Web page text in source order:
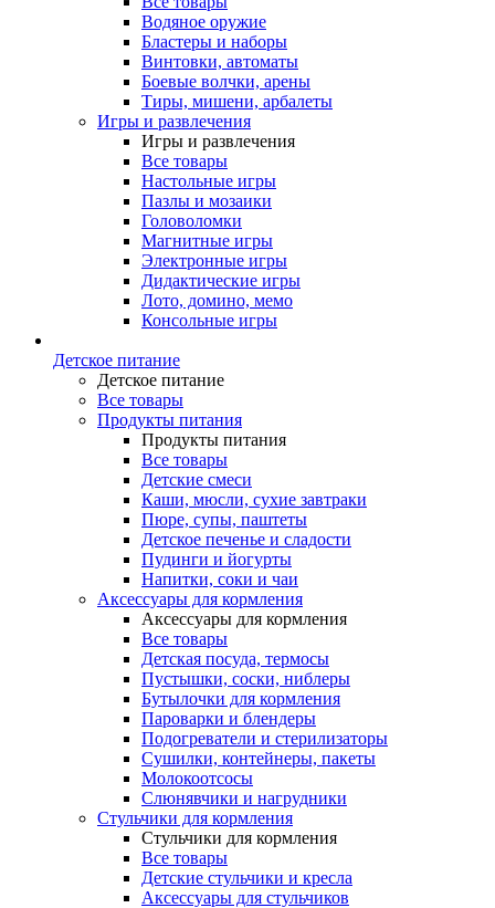
Водяное оружие
Бластеры и наборы
Винтовки, автоматы
Боевые волчки, арены
Тиры, мишени, арбалеты
Игры и развлечения
Игры и развлечения
Все товары
Настольные игры
Пазлы и мозаики
Головоломки
Магнитные игры
Электронные игры
Дидактические игры
Лото, домино, мемо
Консольные игры
Детское питание
Детское питание
Все товары
Продукты питания
Продукты питания
Все товары
Детские смеси
Каши, мюсли, сухие завтраки
Пюре, супы, паштеты
Детское печенье и сладости
Пудинги и йогурты
Напитки, соки и чаи
Аксессуары для кормления
Аксессуары для кормления
Все товары
Детская посуда, термосы
Пустышки, соски, ниблеры
Бутылочки для кормления
Пароварки и блендеры
Подогреватели и стерилизаторы
Сушилки, контейнеры, пакеты
Молокоотсосы
Слюнявчики и нагрудники
Стульчики для кормления
Стульчики для кормления
Все товары
Детские стульчики и кресла
Аксессуары для стульчиков